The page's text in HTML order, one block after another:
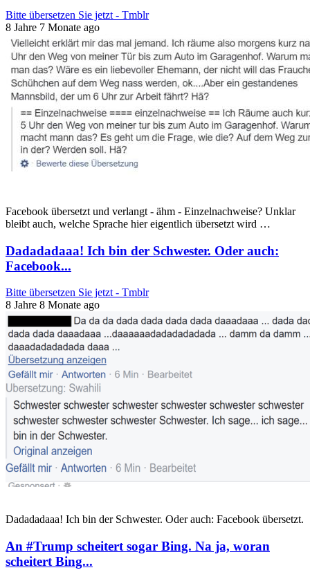
Bitte übersetzen Sie jetzt - Tmblr
8 Jahre 7 Monate ago
Facebook übersetzt und verlangt - ähm - Einzelnachweise? Unklar
bleibt auch, welche Sprache hier eigentlich übersetzt wird …
Dadadadaaa! Ich bin der Schwester. Oder auch:
Facebook...
Bitte übersetzen Sie jetzt - Tmblr
8 Jahre 8 Monate ago
Dadadadaaa! Ich bin der Schwester. Oder auch: Facebook übersetzt.
An #Trump scheitert sogar Bing. Na ja, woran
scheitert Bing...